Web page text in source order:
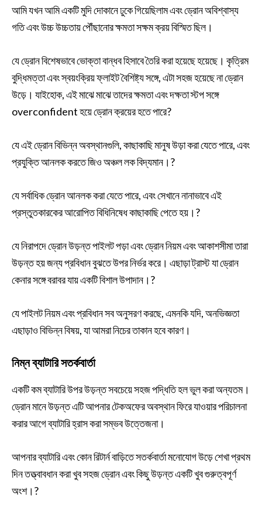
আমি যখন আমি একটি মুদি দোকানে ঢুকে গিয়েছিলাম এবং ড্রোন অবিশ্বাস্য
গতি এবং উচ্চ উচ্চতায় পৌঁছানোর ক্ষমতা সক্ষম ক্রয় বিস্মিত ছিল।
যে ড্রোন বিশেষভাবে ভোক্তা বান্ধব হিসাবে তৈরি করা হয়েছে হয়েছে। কৃত্রিম
বুদ্ধিমত্তা এবং স্বয়ংক্রিয় ফ্লাইট বৈশিষ্ট্য সঙ্গে, এটা সহজ হয়েছে না ড্রোন
উড়ে। যাইহোক, এই মাঝে মাঝে তাদের ক্ষমতা এবং দক্ষতা স্টপ সঙ্গে
overconfident হয়ে ড্রোন ক্রয়ের হতে পারে?
যে এই ড্রোন বিভিন্ন অবস্থানগুলি, কাছাকাছি মানুষ উড়া করা যেতে পারে, এবং
প্রযুক্তি আনলক করতে জিও অঞ্চল লক বিদ্যমান।?
যে সর্বাধিক ড্রোন আনলক করা যেতে পারে, এবং সেখানে নানাভাবে এই
প্রস্তুতকারকের আরোপিত বিধিনিষেধ কাছাকাছি পেতে হয়।?
যে নিরাপদে ড্রোন উড়ন্ত পাইলট পড়া এবং ড্রোন নিয়ম এবং আকাশসীমা তারা
উড়ন্ত হয় জন্য প্রবিধান বুঝতে উপর নির্ভর করে। এছাড়া ট্রাস্ট যা ড্রোন
কেনার সঙ্গে বরাবর যায় একটি বিশাল উপাদান।?
যে পাইলট নিয়ম এবং প্রবিধান সব অনুসরণ করছে, এমনকি যদি, অনভিজ্ঞতা
এছাড়াও বিভিন্ন বিষয়, যা আমরা নিচের তাকান হবে কারণ।
নিম্ন ব্যাটারি সতর্কবার্তা
একটি কম ব্যাটারি উপর উড়ন্ত সবচেয়ে সহজ পদ্ধিতি হল ভুল করা অন্যতম।
ড্রোন মানে উড়ন্ত এটি আপনার টেকঅফের অবস্থান ফিরে যাওয়ার পরিচালনা
করার আগে ব্যাটারি হ্রাস করা সম্ভব উত্তেজনা।
আপনার ব্যাটারি এবং কোন রিটার্ন বাড়িতে সতর্কবার্তা মনোযোগ উড়ে শেখা প্রথম
দিন তত্ত্বাবধান করা খুব সহজ ড্রোন এবং কিছু উড়ন্ত একটি খুব গুরুত্বপূর্ণ
অংশ।?